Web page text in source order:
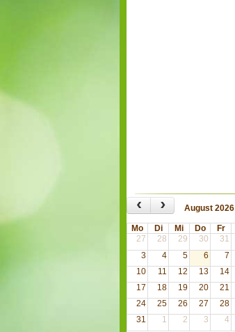
‹ › August 2026
Mo Di Mi Do Fr
27
28 29 30 31
3
4 5 6 7
10
11 12 13 14
17
18 19 20 21
24
25 26 27 28
31
1 2 3 4